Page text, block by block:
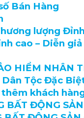
Bán Hàng
lượng
cao – Diễn
HIỂM NHÂN
Tộc Đặc
khách
BẤT ĐỘNG SẢN